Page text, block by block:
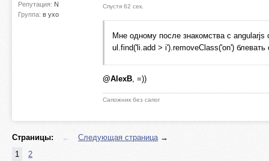
            });
ul.find('li.add >
if (items >=
function
Репутация: N
Группа: в ухо
Спустя 62 сек.
Мне одному после знакомства с angularjs
ul.find('li.add > i').removeClass('on') блевать
@AlexB, =))
Сапожник без сапог
Страницы: ← Следующая страница→
1
2